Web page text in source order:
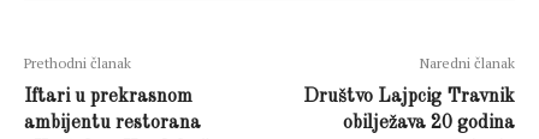
Prethodni članak
Iftari u prekrasnom
ambijentu restorana
Naredni članak
Društvo Lajpcig Travnik
obilježava 20 godina